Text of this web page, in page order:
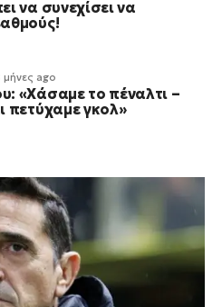
να συνεχίσει να
μήνες ago
«Χάσαμε το πέναλτι –
πετύχαμε γκολ»